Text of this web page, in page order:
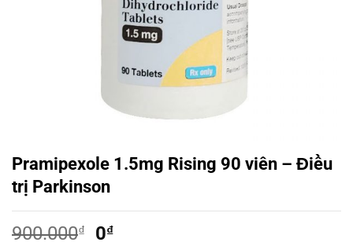
Pramipexole 1.5mg Rising 90 viên – Điều
trị Parkinson
900.000₫
Giá
0₫Giá